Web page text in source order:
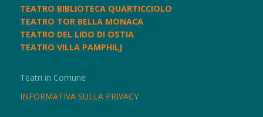
TEATRO BIBLIOTECA QUARTICCIOLO
TEATRO TOR BELLA MONACA
TEATRO DEL LIDO DI OSTIA
TEATRO VILLA PAMPHILJ
Teatri in Comune
INFORMATIVA SULLA PRIVACY